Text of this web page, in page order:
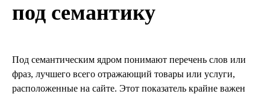
под семантику
Под семантическим ядром понимают перечень слов или
фраз, лучшего всего отражающий товары или услуги,
расположенные на сайте. Этот показатель крайне важен